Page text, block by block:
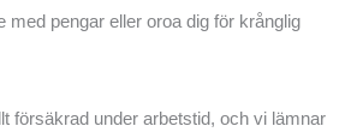
med pengar eller oroa dig för krånglig
försäkrad under arbetstid, och vi lämnar